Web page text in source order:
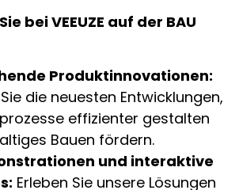
bei VEEUZE auf der BAU
Produktinnovationen:
die neuesten Entwicklungen,
effizienter gestalten
Bauen fördern.
und interaktive
Erleben Sie unsere Lösungen